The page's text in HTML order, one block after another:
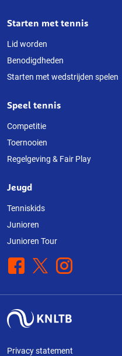
Starten met tennis
Lid worden
Benodigdheden
Starten met wedstrijden spelen
Speel tennis
Competitie
Toernooien
Regelgeving & Fair Play
Jeugd
Tenniskids
Junioren
Junioren Tour
Facebook
X Instagram
Privacy statement